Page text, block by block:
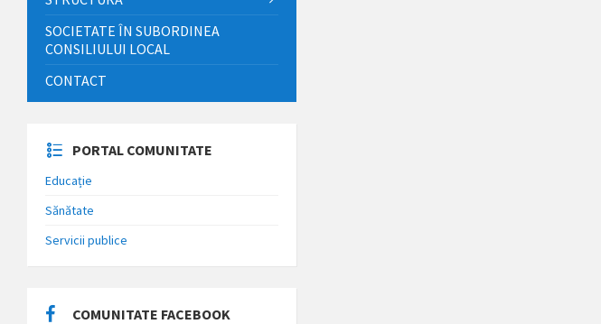
SOCIETATE ÎN SUBORDINEA
CONSILIULUI LOCAL
CONTACT
PORTAL COMUNITATE
Educație
Sănătate
Servicii publice
COMUNITATE FACEBOOK